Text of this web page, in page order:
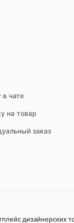
в чате
на товар
заказ
дизайнерских